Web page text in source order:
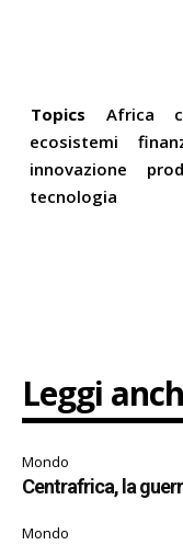
Topics Africa
ecosistemi
innovazione
tecnologia
Leggi
Mondo
Centrafrica, la
Mondo